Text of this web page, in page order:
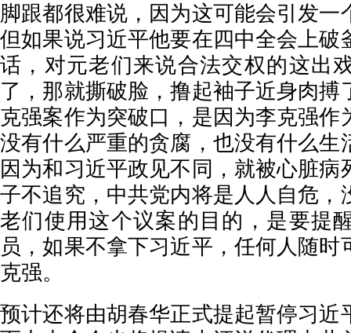
脚跟都很难说，因为这可能会引发一
但如果说习近平他要在四中全会上破
话，对元老们来说合法交权的这出
了，那就撕破脸，撸起袖子近身肉搏
克强案作为突破口，是因为李克强作
没有什么严重的贪腐，也没有什么生
因为和习近平政见不同，就被心脏病
子不追究，中共党内将是人人自危，
老们使用这个议案的目的，是要提
员，如果不拿下习近平，任何人随时
克强。
预计还将由胡春华正式提起暂停习近